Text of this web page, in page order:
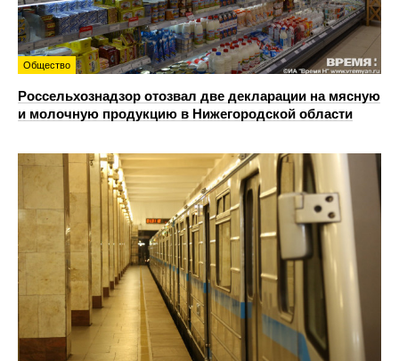
Общество
Россельхознадзор отозвал две декларации на мясную
и молочную продукцию в Нижегородской области